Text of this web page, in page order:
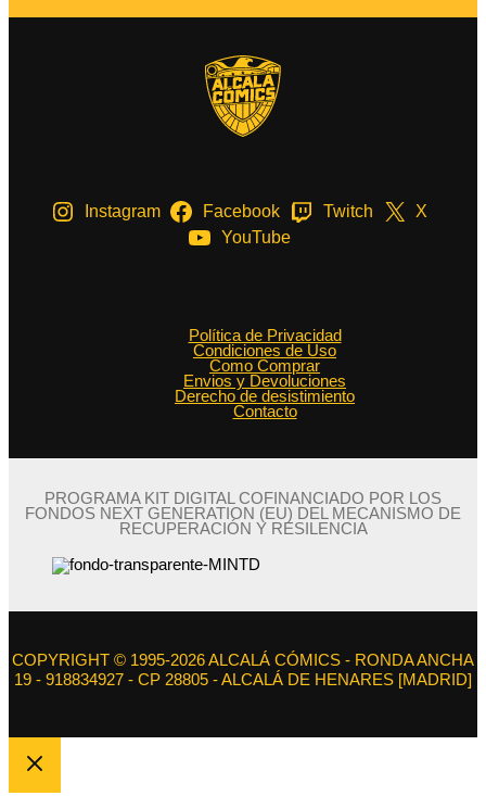
Instagram Facebook Twitch
X
YouTube
Política de Privacidad
Condiciones de Uso
Como Comprar
Envios y Devoluciones
Derecho de desistimiento
Contacto
PROGRAMA KIT DIGITAL COFINANCIADO POR LOS
FONDOS NEXT GENERATION (EU) DEL MECANISMO DE
RECUPERACIÓN Y RESILENCIA
COPYRIGHT © 1995-2026 ALCALÁ CÓMICS - RONDA ANCHA
19 - 918834927 - CP 28805 - ALCALÁ DE HENARES [MADRID]